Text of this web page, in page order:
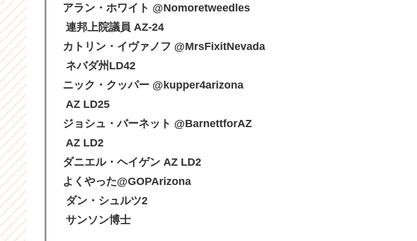
アラン・ホワイト @Nomoretweedles
連邦上院議員 AZ-24
カトリン・イヴァノフ @MrsFixitNevada
ネバダ州LD42
ニック・クッパー @kupper4arizona
AZ LD25
ジョシュ・バーネット @BarnettforAZ
AZ LD2
ダニエル・ヘイゲン AZ LD2
よくやった@GOPArizona
ダン・シュルツ2
サンソン博士